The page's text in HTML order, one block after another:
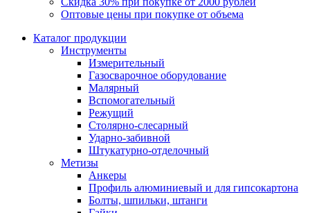
Оптовые цены при покупке от объема
Каталог продукции
Инструменты
Измерительный
Газосварочное оборудование
Малярный
Вспомогательный
Режущий
Столярно-слесарный
Ударно-забивной
Штукатурно-отделочный
Метизы
Анкеры
Профиль алюминиевый и для гипсокартона
Болты, шпильки, штанги